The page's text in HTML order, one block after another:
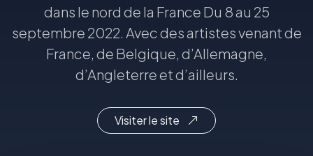
dans le nord de la France Du 8 au 25
septembre 2022. Avec des artistes venant de
France, de Belgique, d’Allemagne,
d’Angleterre et d’ailleurs.
Visiter le site